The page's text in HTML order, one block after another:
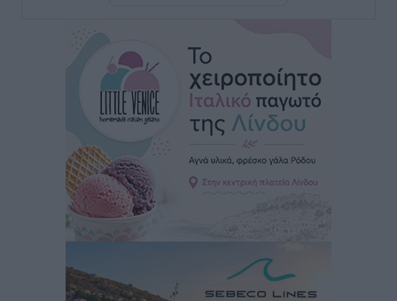
δεν υπάρχουν περιθώρια εφησυχασμού
πριν 8 ώρες
Στον Άγιο Νικόλαο Χάλκης ανοίγει ξανά το
ανανεωμένο εκκλησιαστικό μουσείο από τη Λέσχη
Lions Χάλκης
Τοπικές Ειδήσεις• πριν 8 ώρες
Ρόδος: «Βουλιάζει» από τουρίστες – Πάνω από 1 εκατ.
επιβάτες και 55 κρουαζιερόπλοια